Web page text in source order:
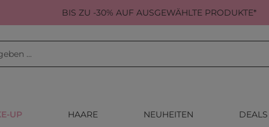
BIS ZU -30% AUF AUSGEWÄHLTE PRODUKTE*
UP HAARE NEUHEITEN DEALS